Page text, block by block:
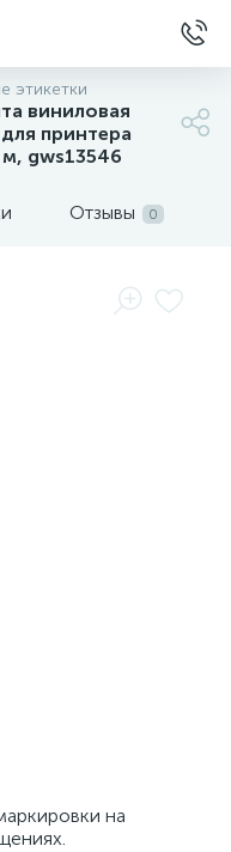
этикетки
виниловая
принтера
gws13546
Отзывы 0
на